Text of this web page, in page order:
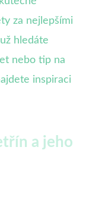
za nejlepšími
hledáte
nebo tip na
inspiraci
a jeho